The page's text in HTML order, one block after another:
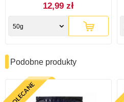
12,99 zł
50g
Podobne produkty